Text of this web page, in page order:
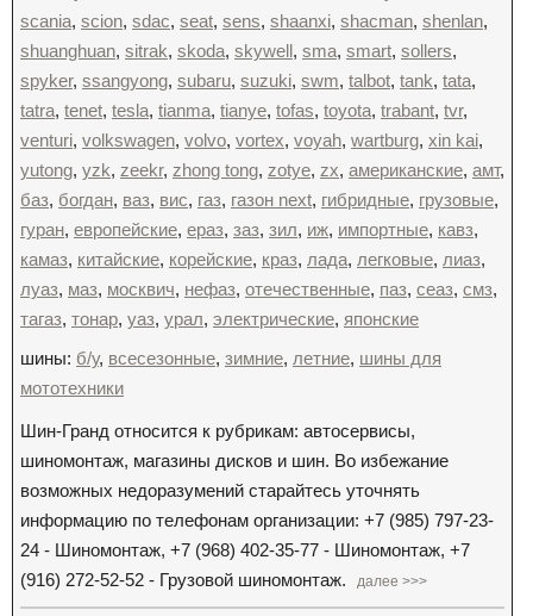
scania, scion, sdac, seat, sens, shaanxi, shacman, shenlan,
shuanghuan, sitrak, skoda, skywell, sma, smart, sollers,
spyker, ssangyong, subaru, suzuki, swm, talbot, tank, tata,
tatra, tenet, tesla, tianma, tianye, tofas, toyota, trabant, tvr,
venturi, volkswagen, volvo, vortex, voyah, wartburg, xin kai,
yutong, yzk, zeekr, zhong tong, zotye, zx, американские, амт,
баз, богдан, ваз, вис, газ, газон next, гибридные, грузовые,
гуран, европейские, ераз, заз, зил, иж, импортные, кавз,
камаз, китайские, корейские, краз, лада, легковые, лиаз,
луаз, маз, москвич, нефаз, отечественные, паз, сеаз, смз,
тагаз, тонар, уаз, урал, электрические, японские
шины: б/у, всесезонные, зимние, летние, шины для
мототехники
Шин-Гранд относится к рубрикам: автосервисы,
шиномонтаж, магазины дисков и шин. Во избежание
возможных недоразумений старайтесь уточнять
информацию по телефонам организации: +7 (985) 797-23-
24 - Шиномонтаж, +7 (968) 402-35-77 - Шиномонтаж, +7
(916) 272-52-52 - Грузовой шиномонтаж.
далее >>>